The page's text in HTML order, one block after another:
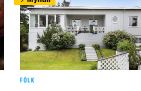
FÓLK